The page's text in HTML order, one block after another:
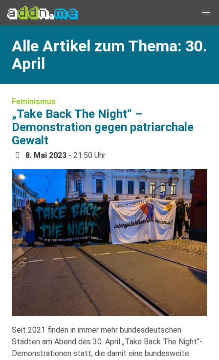
Alle Artikel zum Thema: 30.
April
Feminismus
„Take Back The Night“ –
Demonstration gegen patriarchale
Gewalt
8. Mai 2023 - 21:50 Uhr
Seit 2021 finden in immer mehr bundesdeutschen
Städten am Abend des 30. April „Take Back The Night“-
Demonstrationen statt, die damit eine bundesweite